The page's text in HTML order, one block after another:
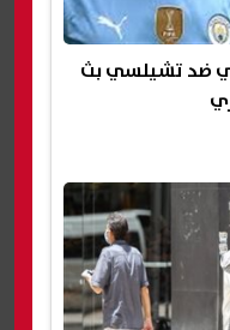
ضد تشيلسي بث